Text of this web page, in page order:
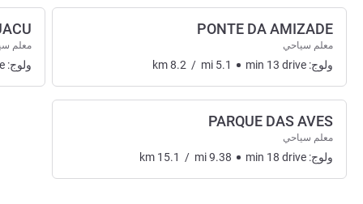
PONTE DA AMIZADE
معلم سياحي
ولوج: km8.2 / mi 5.1 min 13 drive
PARQUE DAS AVES
معلم سياحي
ولوج: km 15.1 / mi9.38 min 18 drive
معلم
ولوج: